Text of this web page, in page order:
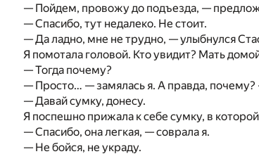
— Пойдем, провожу до подъезда, —
— Спасибо, тут недалеко. Не стоит.
— Да ладно, мне не трудно, — улыбнулся
Я помотала головой. Кто увидит? Мать
— Тогда почему?
— Просто… — замялась я. А правда, почему?
— Давай сумку, донесу.
Я поспешно прижала к себе сумку, в
— Спасибо, она легкая, — соврала я.
— Не бойся, не украду.